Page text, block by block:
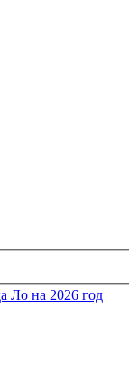
Ло на 2026 год